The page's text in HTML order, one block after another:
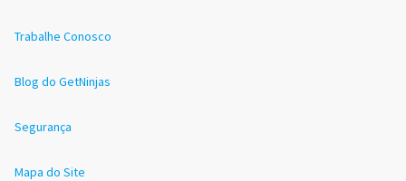
Trabalhe Conosco
Blog do GetNinjas
Segurança
Mapa do Site